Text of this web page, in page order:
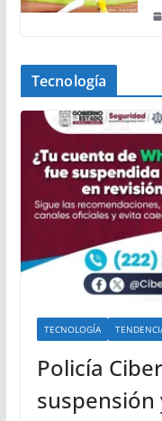
Tecnología
TECNOLOGÍA
Policía
suspensión